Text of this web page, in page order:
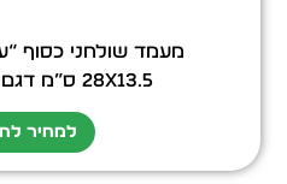
מעמד שולחני כסוף
28X13.5 ס”מ דגם 4578 מבצע!!!
למחיר